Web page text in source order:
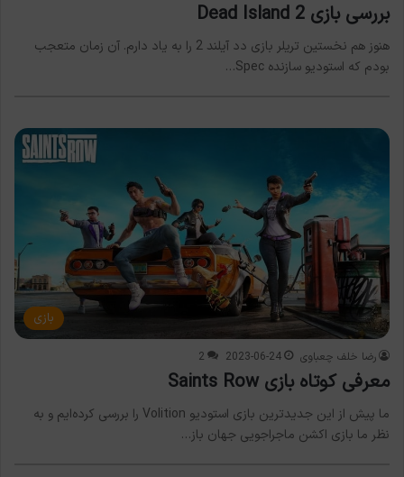
بررسی بازی Dead Island 2
هنوز هم نخستین تریلر بازی دد آیلند 2 را به یاد دارم. آن زمان متعجب
بودم که استودیو سازنده Spec…
بازی
رضا خلف چعباوی 2023-06-24
2
معرفی کوتاه بازی Saints Row
ما پیش از این جدیدترین بازی استودیو Volition را بررسی کرده‌ایم و به
نظر ما بازی اکشن ماجراجویی جهان باز…